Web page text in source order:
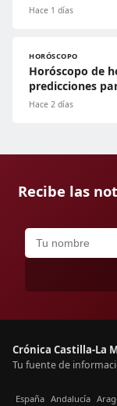
Hace 1 días
HORÓSCOPO
Horóscopo de
predicciones
Hace 2 días
Recibe las
Crónica Castilla-La
Tu fuente de
España Andalucía